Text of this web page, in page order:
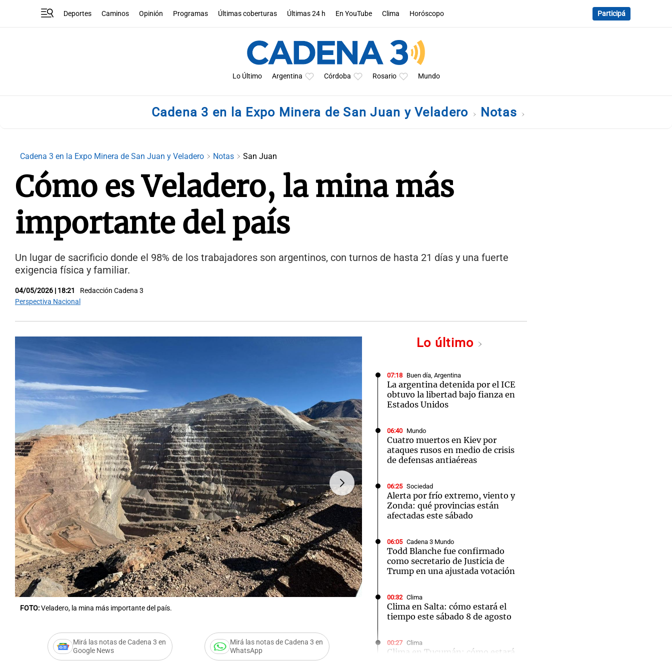
Deportes Caminos Opinión Programas Últimas coberturas Últimas 24 h En YouTube Clima Horóscopo Participá
Lo Último Argentina Córdoba Rosario Mundo
Cadena 3 en la Expo Minera de San Juan y Veladero Notas
Cadena 3 en la Expo Minera de San Juan y Veladero Notas San Juan
Cómo es Veladero, la mina más
importante del país
Un lugar de sacrificio donde el 98% de los trabajadores son argentinos, con turnos de hasta 21 días y una fuerte
exigencia física y familiar.
04/05/2026 | 18:21
Redacción Cadena 3
Perspectiva Nacional
FOTO:Veladero, la mina más importante del país. FOTO:Veladero, la mina más importante del país.
Mirá las notas de Cadena 3 en
Google News
Mirá las notas de Cadena 3 en
WhatsApp
Lo último
07:18 Buen día, Argentina
La argentina detenida por el ICE
obtuvo la libertad bajo fianza en
Estados Unidos
06:40 Mundo
Cuatro muertos en Kiev por
ataques rusos en medio de crisis
de defensas antiaéreas
06:25 Sociedad
Alerta por frío extremo, viento y
Zonda: qué provincias están
afectadas este sábado
06:05 Cadena 3 Mundo
Todd Blanche fue confirmado
como secretario de Justicia de
Trump en una ajustada votación
00:32 Clima
Clima en Salta: cómo estará el
tiempo este sábado 8 de agosto
00:27 Clima
Clima en Tucumán: cómo estará
Audio.
Rechazan
Notas
Editorial
Notas
Mundial 2026
Notas
La Sole en Cadena 3
Notas
El huracán de Arequito
Notas